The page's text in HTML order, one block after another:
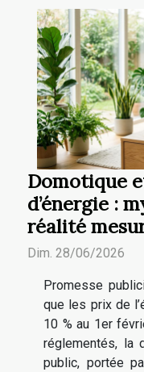
Domotique
d’énergie :
réalité
Dim. 28/06/2026
Promesse
que les prix de
10 % au 1er
réglementés, la
public, portée